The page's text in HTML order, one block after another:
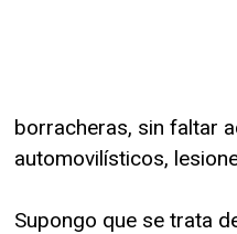
borracheras, sin faltar
automovilísticos,
Supongo que se trata